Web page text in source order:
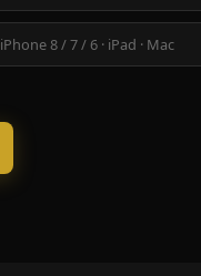
iPhone 8 / 7 / 6 · iPad · Mac